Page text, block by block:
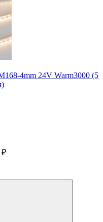
4mm 24V Warm3000 (5
₽